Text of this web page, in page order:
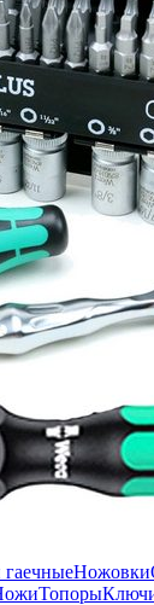
Ножовки
Топоры